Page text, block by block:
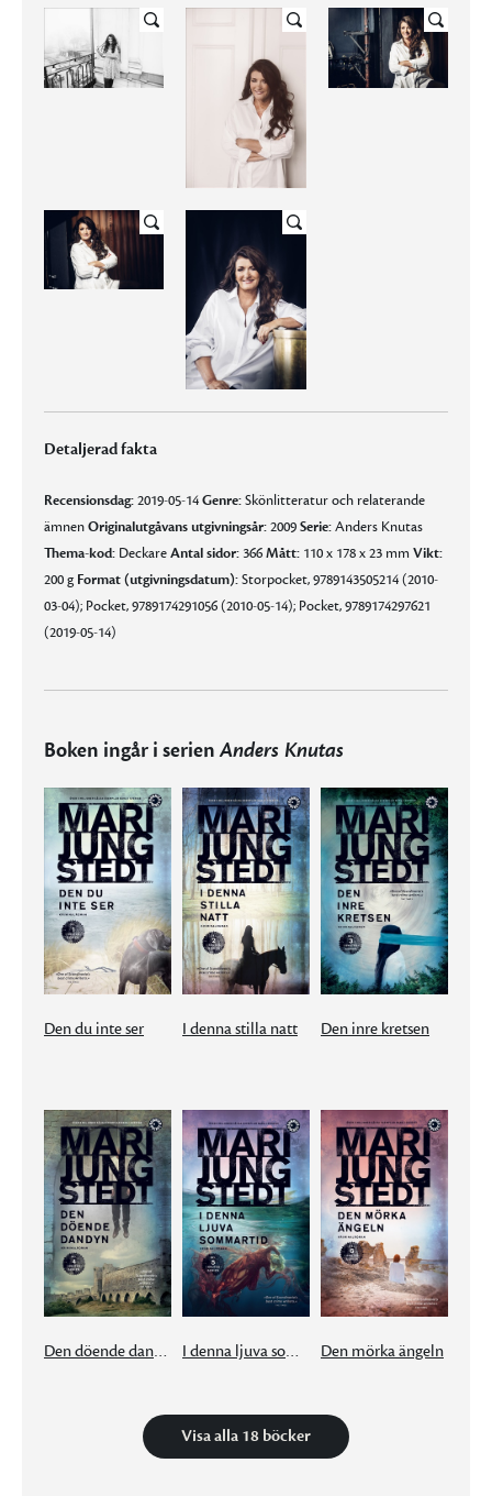
Detaljerad fakta
Recensionsdag:2019-05-14Genre:Skönlitteratur och relaterande
ämnenOriginalutgåvans utgivningsår:2009Serie:Anders Knutas
Thema-kod: DeckareAntal sidor:366Mått: 110 x 178 x 23 mmVikt:
200 g Format (utgivningsdatum):Storpocket, 9789143505214 (2010-
03-04); Pocket, 9789174291056 (2010-05-14); Pocket, 9789174297621
(2019-05-14)
Boken ingår i serien Anders Knutas
Den du inte ser I denna stilla natt Den inre kretsen
Den döende dandyn I denna ljuva sommartid Den mörka ängeln
Visa alla 18 böcker